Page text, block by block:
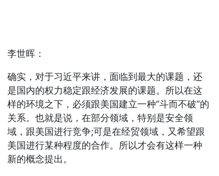
李世晖：
确实，对于习近平来讲，面临到最大的课题，还
是国内的权力稳定跟经济发展的课题。所以在这
样的环境之下，必须跟美国建立一种“斗而不破”的
关系。也就是说，在部分领域，特别是安全领
域，跟美国进行竞争;可是在经贸领域，又希望跟
美国进行某种程度的合作。所以才会有这样一种
新的概念提出。